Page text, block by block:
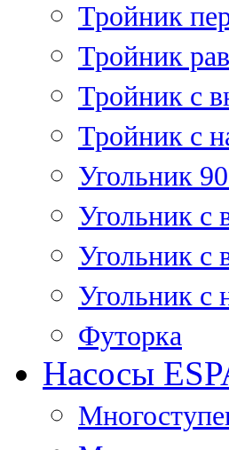
Тройник
Тройник
Тройник с
Тройник с
Угольник
Угольник c
Угольник с
Угольник с
Футорка
Насосы